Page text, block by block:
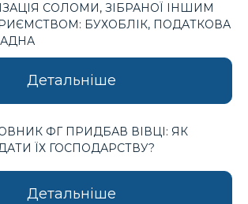
СОЛОМИ, ЗІБРАНОЇ ІНШИМ
БУХОБЛІК, ПОДАТКОВА
Детальніше
ФГ ПРИДБАВ ВІВЦІ: ЯК
ЇХ ГОСПОДАРСТВУ?
Детальніше